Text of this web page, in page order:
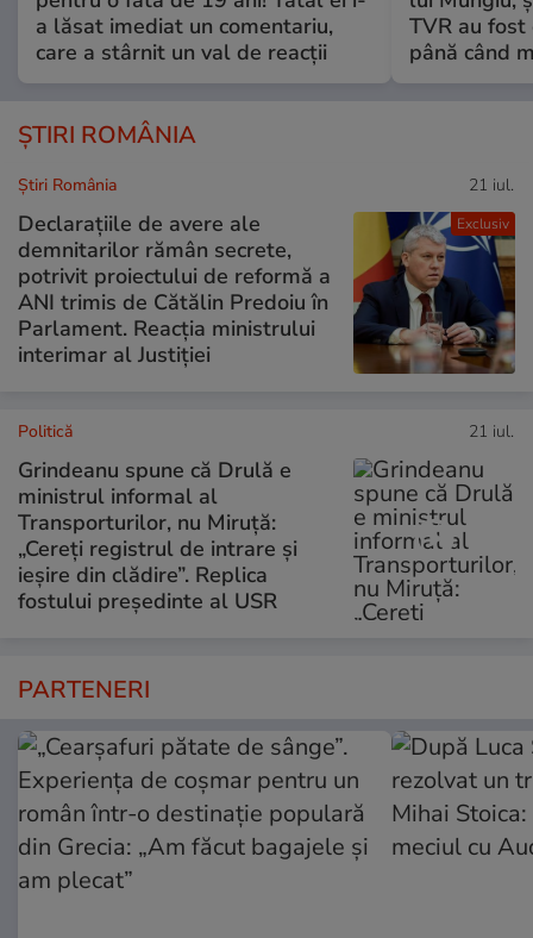
a lăsat imediat un comentariu,
care a stârnit un val de reacții
TVR au
până când
ȘTIRI ROMÂNIA
Exclusiv
Știri România 21 iul.
Declarațiile de avere ale
demnitarilor rămân secrete,
potrivit proiectului de reformă a
ANI trimis de Cătălin Predoiu în
Parlament. Reacția ministrului
interimar al Justiției
Politică 21 iul.
Grindeanu spune că Drulă e
ministrul informal al
Transporturilor, nu Miruță:
„Cereți registrul de intrare și
ieșire din clădire”. Replica
fostului președinte al USR
PARTENERI